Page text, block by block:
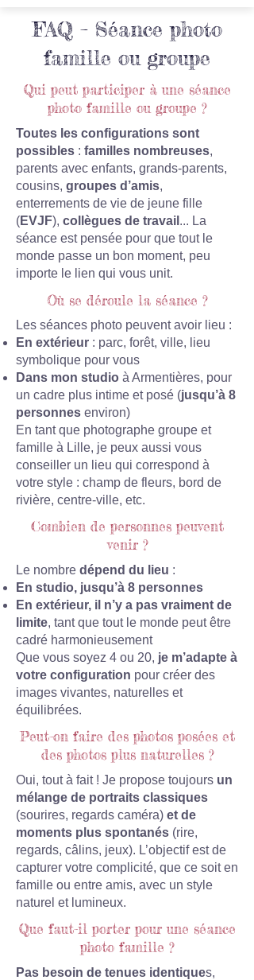
FAQ – Séance photo
famille ou groupe
Qui peut participer à une séance
photo famille ou groupe ?
Toutes les configurations sont
possibles : familles nombreuses,
parents avec enfants, grands-parents,
cousins, groupes d’amis,
enterrements de vie de jeune fille
(EVJF), collègues de travail ... La
séance est pensée pour que tout le
monde passe un bon moment, peu
importe le lien qui vous unit.
Où se déroule la séance ?
Les séances photo peuvent avoir lieu :
En extérieur : parc, forêt, ville, lieu
symbolique pour vous
Dans mon studio à Armentières, pour
un cadre plus intime et posé (jusqu’à 8
personnes environ)
En tant que photographe groupe et
famille à Lille, je peux aussi vous
conseiller un lieu qui correspond à
votre style : champ de fleurs, bord de
rivière, centre-ville, etc.
Combien de personnes peuvent
venir ?
Le nombre dépend du lieu :
En studio, jusqu’à 8 personnes
En extérieur, il n’y a pas vraiment de
limite, tant que tout le monde peut être
cadré harmonieusement
Que vous soyez 4 ou 20, je m’adapte à
votre configuration pour créer des
images vivantes, naturelles et
équilibrées.
Peut-on faire des photos posées et
des photos plus naturelles ?
Oui, tout à fait ! Je propose toujours un
mélange de portraits classiques
(sourires, regards caméra) et de
moments plus spontanés (rire,
regards, câlins, jeux). L’objectif est de
capturer votre complicité, que ce soit en
famille ou entre amis, avec un style
naturel et lumineux.
Que faut-il porter pour une séance
photo famille ?
Pas besoin de tenues identiques,